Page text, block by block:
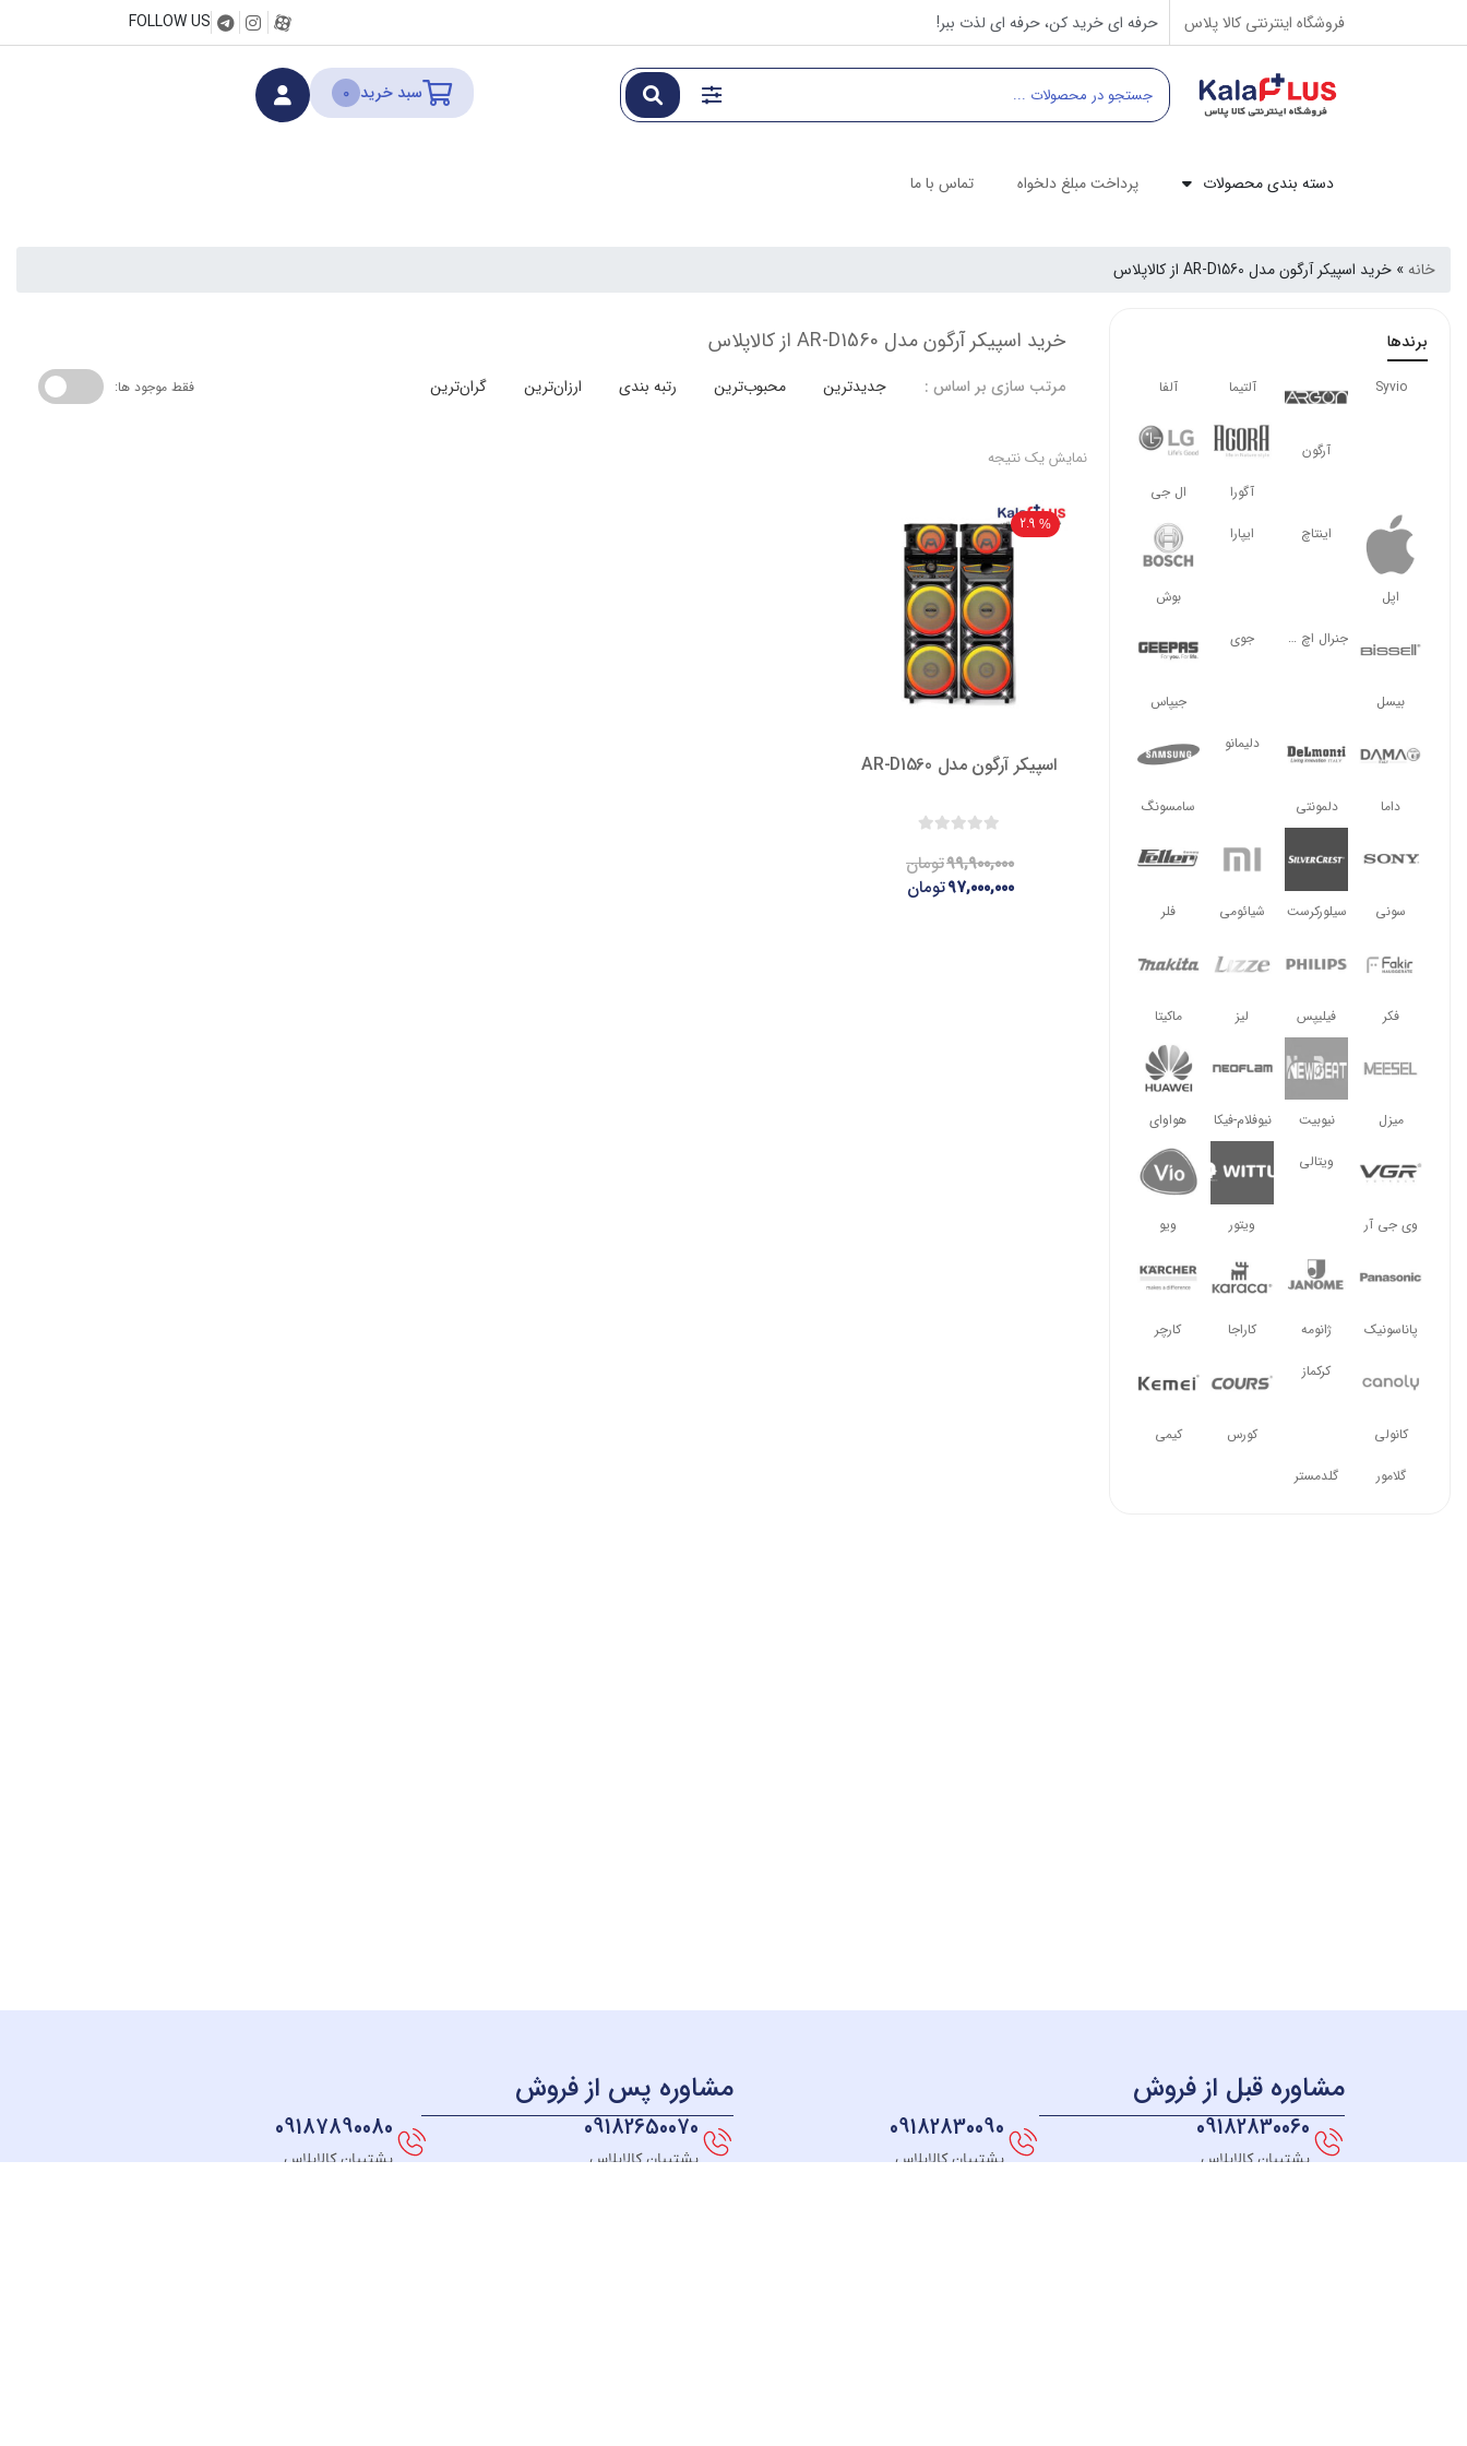
فروشگاه اینترنتی کالا پلاس حرفه ای خرید کن، حرفه ای لذت ببر! FOLLOW US
سبد خرید 0
دسته بندی محصولات پرداخت مبلغ دلخواه تماس با ما
خانه» خرید اسپیکر آرگون مدل AR-D1560 از کالاپلاس
خرید اسپیکر آرگون مدل AR-D1560 از کالاپلاس
مرتب سازی بر اساس : جدیدترین محبوب‌ترین رتبه بندی ارزان‌ترین گران‌ترین فقط موجود ها:
نمایش یک نتیجه
2.9
اسپیکر آرگون مدل AR-D1560
تومان۹۹,۹۰۰,۰۰۰
تومان۹۷,۰۰۰,۰۰۰
برندها
Syvio
آرگون
آلتیما آلفا
آگورا ال جی
اپل
اینتاچ ایپارا
بوش
بیسل
جنرال اچ ال جوی
جیپاس
داما دلمونتی
دلیمانو
سامسونگ
سونی سیلورکرست شیائومی فلر
فکر فیلیپس لیز ماکیتا
میزل نیوبیت نیوفلام-فیکا هواوای
وی جی آر
ویتالی
ویتور ویو
پاناسونیک ژانومه کاراجا کارچر
کانولی
کرکماز
کورس
کیمی
گلامور
گلدمستر
مشاوره قبل از فروش
09182830060
پشتیبان کالاپلاس
09182830090
پشتیبان کالاپلاس
مشاوره پس از فروش
09182650070
پشتیبان کالاپلاس
09187890080
پشتیبان کالاپلاس